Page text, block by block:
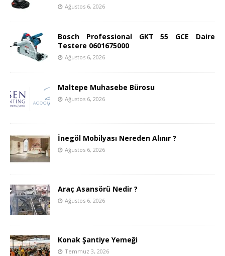
Ağustos 6, 2026
Bosch Professional GKT 55 GCE Daire
Testere 0601675000
Ağustos 6, 2026
Maltepe Muhasebe Bürosu
Ağustos 6, 2026
İnegöl Mobilyası Nereden Alınır ?
Ağustos 6, 2026
Araç Asansörü Nedir ?
Ağustos 6, 2026
Konak Şantiye Yemeği
Temmuz 3, 2026